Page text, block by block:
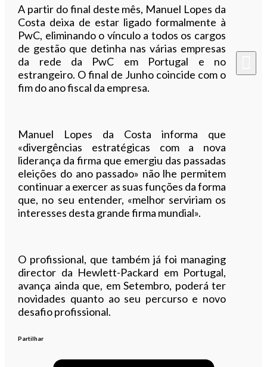
Ouvir este artigo
A partir do final deste mês, Manuel Lopes da
Costa deixa de estar ligado formalmente à
PwC, eliminando o vínculo a todos os cargos
de gestão que detinha nas várias empresas
da rede da PwC em Portugal e no
estrangeiro. O final de Junho coincide com o
fim do ano fiscal da empresa.
Manuel Lopes da Costa informa que
«divergências estratégicas com a nova
liderança da firma que emergiu das passadas
eleições do ano passado» não lhe permitem
continuar a exercer as suas funções da forma
que, no seu entender, «melhor serviriam os
interesses desta grande firma mundial».
O profissional, que também já foi managing
director da Hewlett-Packard em Portugal,
avança ainda que, em Setembro, poderá ter
novidades quanto ao seu percurso e novo
desafio profissional.
Partilhar